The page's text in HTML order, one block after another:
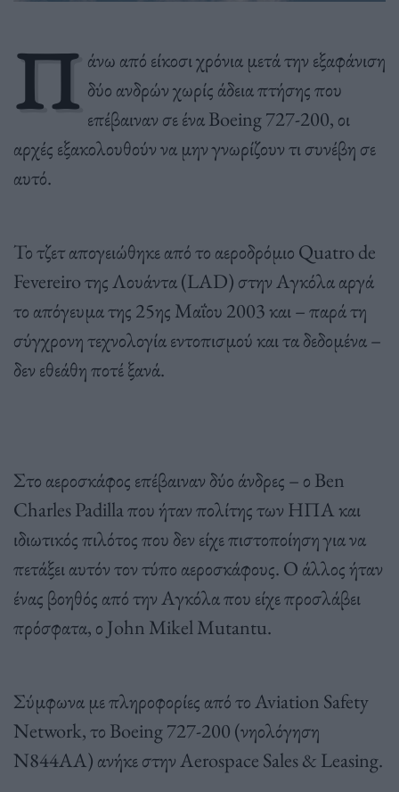
Π άνω από είκοσι χρόνια μετά την εξαφάνιση
δύο ανδρών χωρίς άδεια πτήσης που
επέβαιναν σε ένα Boeing 727-200, οι
αρχές εξακολουθούν να μην γνωρίζουν τι συνέβη σε
αυτό.
Το τζετ απογειώθηκε από το αεροδρόμιο Quatro de
Fevereiro της Λουάντα (LAD) στην Αγκόλα αργά
το απόγευμα της 25ης Μαΐου 2003 και – παρά τη
σύγχρονη τεχνολογία εντοπισμού και τα δεδομένα –
δεν εθεάθη ποτέ ξανά.
Στο αεροσκάφος επέβαιναν δύο άνδρες – ο Ben
Charles Padilla που ήταν πολίτης των ΗΠΑ και
ιδιωτικός πιλότος που δεν είχε πιστοποίηση για να
πετάξει αυτόν τον τύπο αεροσκάφους. Ο άλλος ήταν
ένας βοηθός από την Αγκόλα που είχε προσλάβει
πρόσφατα, ο John Mikel Mutantu.
Σύμφωνα με πληροφορίες από το Aviation Safety
Network, το Boeing 727-200 (νηολόγηση
N844AA) ανήκε στην Aerospace Sales & Leasing.